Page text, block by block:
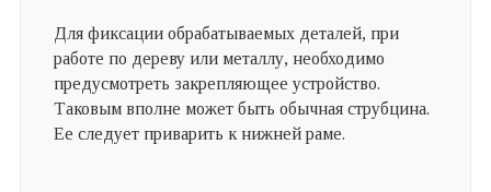
Для фиксации обрабатываемых деталей, при
работе по дереву или металлу, необходимо
предусмотреть закрепляющее устройство.
Таковым вполне может быть обычная струбцина.
Ее следует приварить к нижней раме.